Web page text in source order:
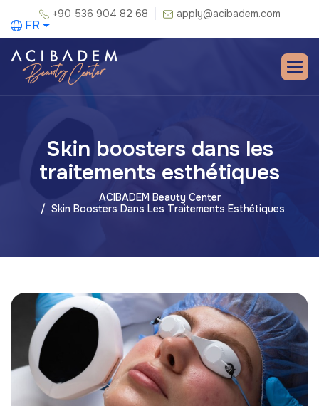
+90 536 904 82 68 apply@acibadem.com
FR
Skin boosters dans les
traitements esthétiques
ACIBADEM Beauty Center
Skin Boosters Dans Les Traitements Esthétiques